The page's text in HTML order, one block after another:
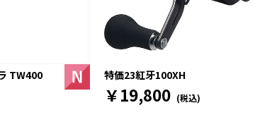
TW400 特価23紅牙100XH
￥19,800 (税込)